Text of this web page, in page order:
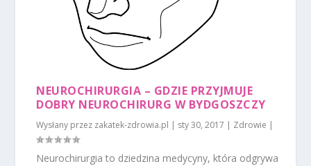
NEUROCHIRURGIA – GDZIE PRZYJMUJE
DOBRY NEUROCHIRURG W BYDGOSZCZY
Wysłany przez zakatek-zdrowia.pl | sty 30, 2017 | Zdrowie |
Neurochirurgia to dziedzina medycyny, która odgrywa